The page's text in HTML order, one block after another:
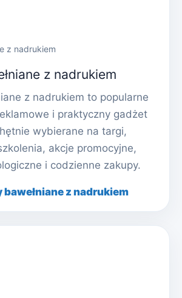
z nadrukiem
z nadrukiem
z nadrukiem to popularne
i praktyczny gadżet
wybierane na targi,
akcje promocyjne,
i codzienne zakupy.
z nadrukiem